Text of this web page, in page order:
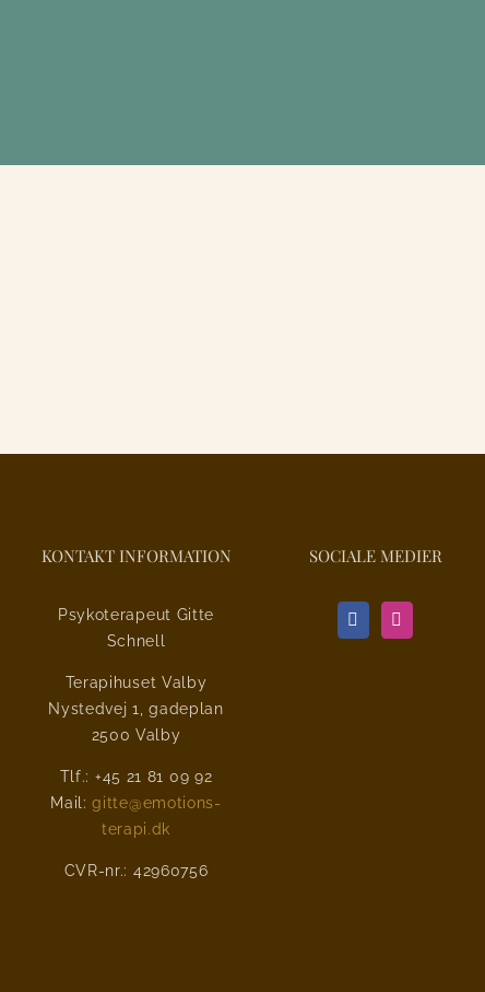
KONTAKT INFORMATION
Psykoterapeut Gitte
Schnell
Terapihuset Valby
Nystedvej 1, gadeplan
2500 Valby
Tlf.: +45 21 81 09 92
Mail:gitte@emotions-
terapi.dk
CVR-nr.: 42960756
SOCIALE MEDIER